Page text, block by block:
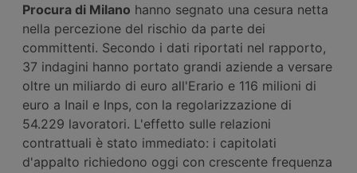
Procura di Milano hanno segnato una cesura netta
nella percezione del rischio da parte dei
committenti. Secondo i dati riportati nel rapporto,
37 indagini hanno portato grandi aziende a versare
oltre un miliardo di euro all'Erario e 116 milioni di
euro a Inail e Inps, con la regolarizzazione di
54.229 lavoratori. L'effetto sulle relazioni
contrattuali è stato immediato: i capitolati
d'appalto richiedono oggi con crescente frequenza